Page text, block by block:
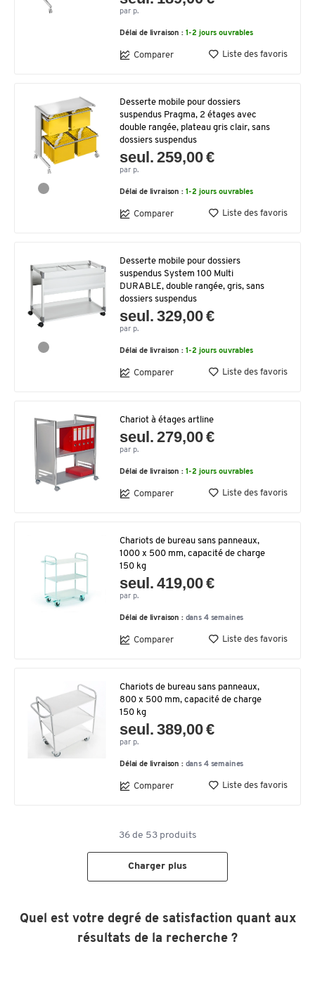
par p.
Délai de livraison : 1-2 jours ouvrables
Comparer Liste des favoris
Desserte mobile pour dossiers
suspendus Pragma, 2 étages avec
double rangée, plateau gris clair, sans
dossiers suspendus
seul. 259,00 €
par p.
Délai de livraison : 1-2 jours ouvrables
Comparer Liste des favoris
Desserte mobile pour dossiers
suspendus System 100 Multi
DURABLE, double rangée, gris, sans
dossiers suspendus
seul. 329,00 €
par p.
Délai de livraison : 1-2 jours ouvrables
Comparer Liste des favoris
Chariot à étages artline
seul. 279,00 €
par p.
Délai de livraison : 1-2 jours ouvrables
Comparer Liste des favoris
Chariots de bureau sans panneaux,
1000 x 500 mm, capacité de charge
150 kg
seul. 419,00 €
par p.
Délai de livraison : dans 4 semaines
Comparer Liste des favoris
Chariots de bureau sans panneaux,
800 x 500 mm, capacité de charge
150 kg
seul. 389,00 €
par p.
Délai de livraison : dans 4 semaines
Comparer Liste des favoris
36de 53produits
Charger plus
Quel est votre degré de satisfaction quant aux
résultats de la recherche ?